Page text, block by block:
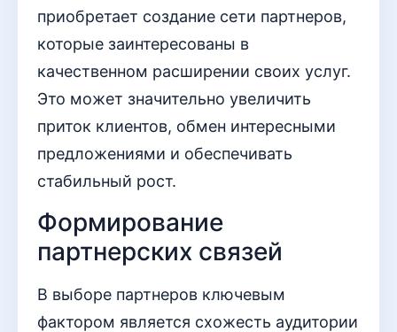
приобретает создание сети партнеров,
которые заинтересованы в
качественном расширении своих услуг.
Это может значительно увеличить
приток клиентов, обмен интересными
предложениями и обеспечивать
стабильный рост.
Формирование
партнерских связей
В выборе партнеров ключевым
фактором является схожесть аудитории